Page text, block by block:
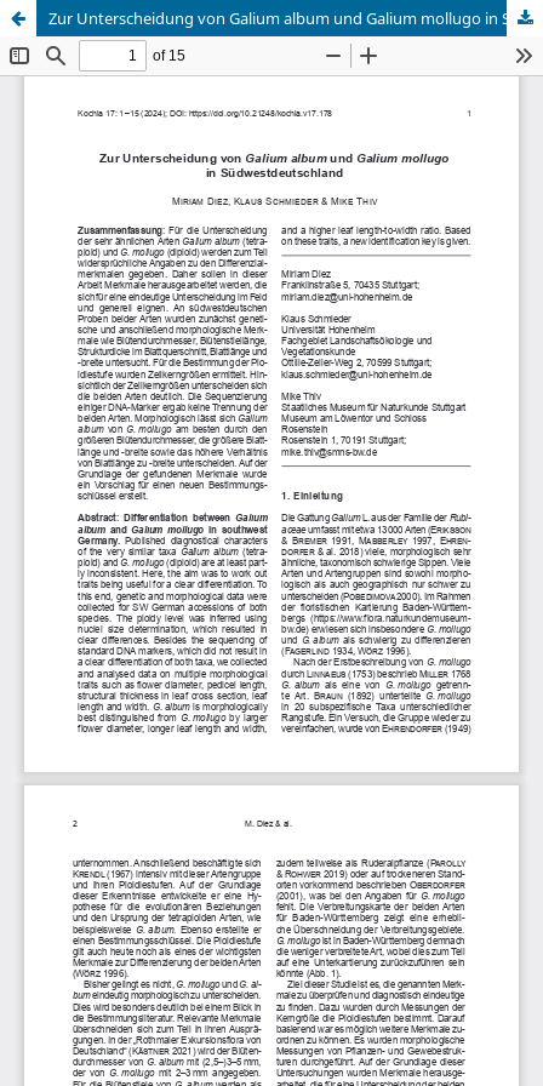
Zur Unterscheidung von Galium album und Galium mollugo in Südwestdeutschland